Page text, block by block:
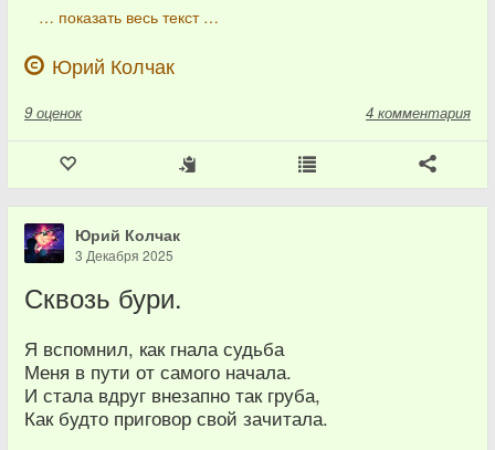
… показать весь текст …
Юрий Колчак
9 оценок 4 комментария
Юрий Колчак
3 Декабря 2025
Сквозь бури.
Я вспомнил, как гнала судьба
Меня в пути от самого начала.
И стала вдруг внезапно так груба,
Как будто приговор свой зачитала.